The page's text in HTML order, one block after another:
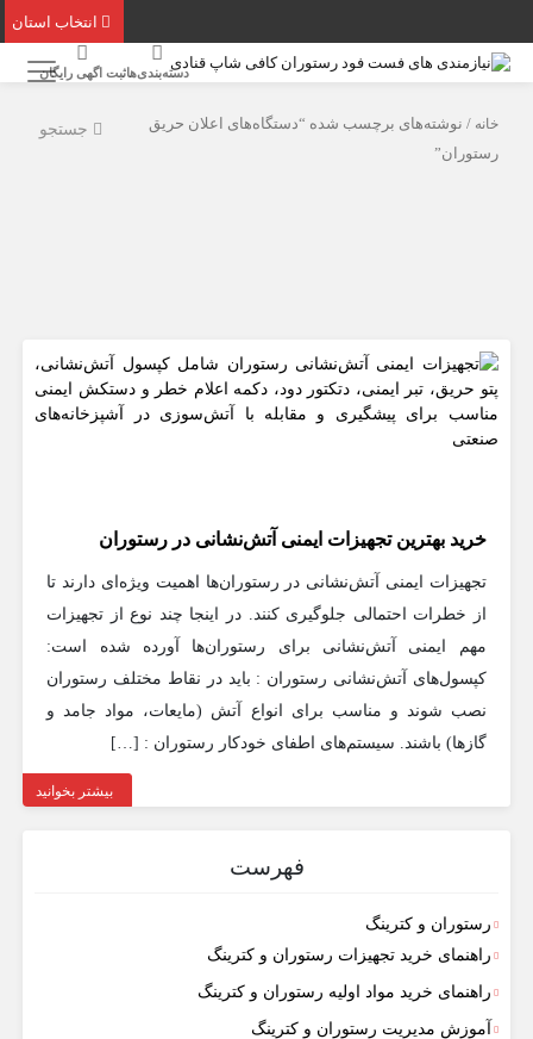
انتخاب استان
دسته‌بندی‌هاثبت اگهی رایگان
جستجو خانه/ نوشته‌های برچسب شده “دستگاه‌های اعلان حریق
رستوران”
خرید بهترین تجهیزات ایمنی آتش‌نشانی در رستوران‌
تجهیزات ایمنی آتش‌نشانی در رستوران‌ها اهمیت ویژه‌ای دارند تا
از خطرات احتمالی جلوگیری کنند. در اینجا چند نوع از تجهیزات
مهم ایمنی آتش‌نشانی برای رستوران‌ها آورده شده است:
کپسول‌های آتش‌نشانی رستوران : باید در نقاط مختلف رستوران
نصب شوند و مناسب برای انواع آتش (مایعات، مواد جامد و
گازها) باشند. سیستم‌های اطفای خودکار رستوران : […]
بیشتر بخوانید
فهرست
رستوران و کترینگ
راهنمای خرید تجهیزات رستوران و کترینگ
راهنمای خرید مواد اولیه رستوران و کترینگ
آموزش مدیریت رستوران و کترینگ